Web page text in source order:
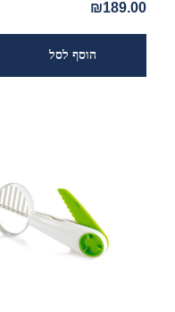
צבעונית מהודרת
₪189.00